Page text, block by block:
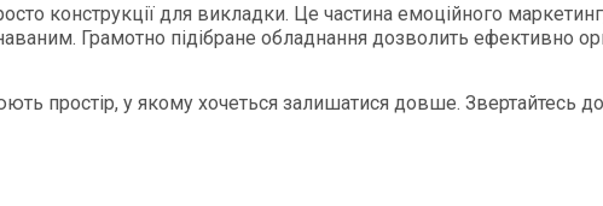
конструкції для викладки. Це частина емоційного
Грамотно підібране обладнання дозволить ефективно
простір, у якому хочеться залишатися довше. Звертайтесь